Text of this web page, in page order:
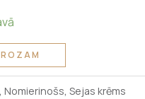
,Nomierinošs,Sejas krēms